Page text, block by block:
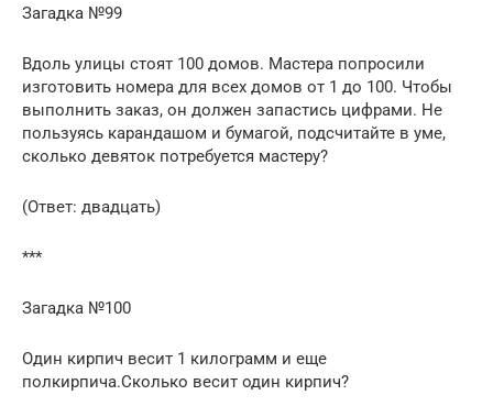
Загадка №99
Вдоль улицы стоят 100 домов. Мастера попросили
изготовить номера для всех домов от 1 до 100. Чтобы
выполнить заказ, он должен запастись цифрами. Не
пользуясь карандашом и бумагой, подсчитайте в уме,
сколько девяток потребуется мастеру?
(Ответ: двадцать)
***
Загадка №100
Один кирпич весит 1 килограмм и еще
полкирпича.Сколько весит один кирпич?